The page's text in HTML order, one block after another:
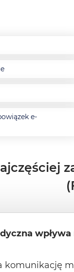
e-
komunikację